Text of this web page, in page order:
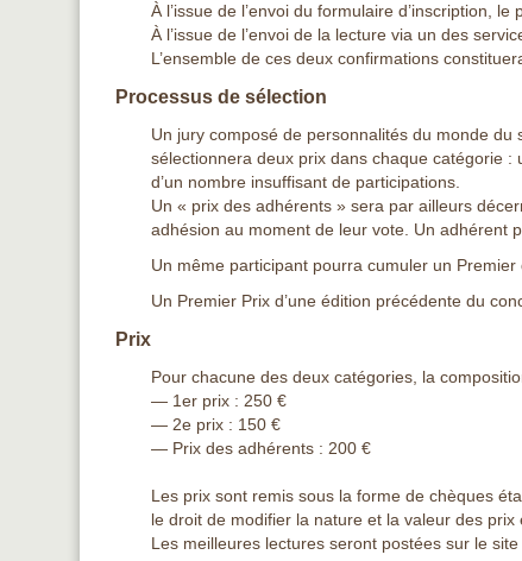
À l’issue de l’envoi du formulaire d’inscription,
À l’issue de l’envoi de la lecture via un des
L’ensemble de ces deux confirmations
Processus de sélection
Un jury composé de personnalités du monde
sélectionnera deux prix dans chaque catégorie
d’un nombre insuffisant de participations.
Un « prix des adhérents » sera par ailleurs
adhésion au moment de leur vote. Un adhérent
Un même participant pourra cumuler un
Un Premier Prix d’une édition précédente du
Prix
Pour chacune des deux catégories, la
— 1er prix : 250 €
— 2e prix : 150 €
— Prix des adhérents : 200 €
Les prix sont remis sous la forme de chèques
le droit de modifier la nature et la valeur des prix
Les meilleures lectures seront postées sur le